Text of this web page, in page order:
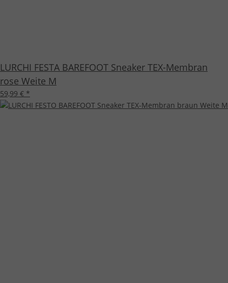
LURCHI FESTA BAREFOOT Sneaker TEX-Membran
rose Weite M
59,99 € *